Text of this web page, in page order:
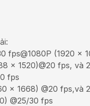
fps@1080P (1920 ×
× 1520)@20 fps, và
fps
× 1668) @20 fps,và
@25/30 fps